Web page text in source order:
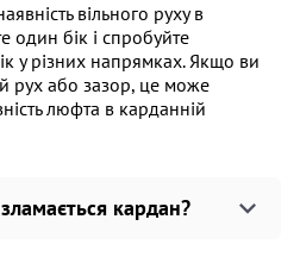
вільного руху в
один бік і спробуйте
у різних напрямках. Якщо ви
рух або зазор, це може
люфта в карданній
кардан?